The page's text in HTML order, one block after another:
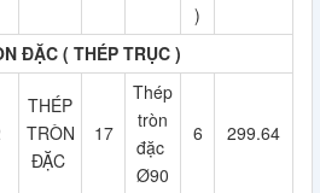
)
ĐẶC ( THÉP TRỤC )
THÉP
TRÒN
ĐẶC
17
Thép
tròn
đặc
Ø90
6 299.64